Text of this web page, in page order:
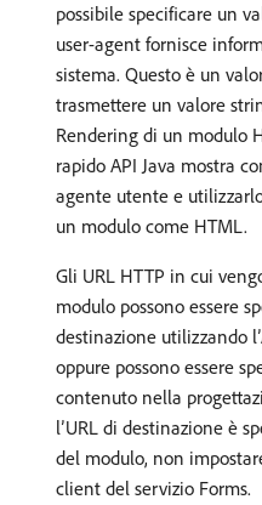
possibile specificare un
user-agent fornisce
sistema. Questo è un
trasmettere un valore
Rendering di un modulo
rapido API Java mostra
agente utente e
un modulo come HTML.
Gli URL HTTP in cui
modulo possono essere
destinazione utilizzando
oppure possono essere
contenuto nella
l’URL di destinazione è
del modulo, non
client del servizio Forms.